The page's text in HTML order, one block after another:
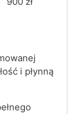
i płynną